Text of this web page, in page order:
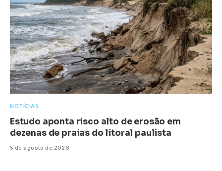
NOTÍCIAS
Estudo aponta risco alto de erosão em
dezenas de praias do litoral paulista
5 de agosto de 2026